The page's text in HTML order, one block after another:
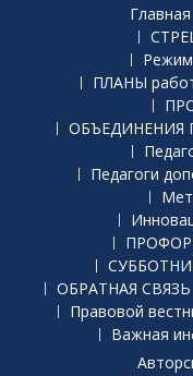
Главная
ПЛАНЫ
ОБЪЕДИНЕНИЯ
Педагоги
ОБРАТНАЯ СВЯЗЬ
Правовой
Важная